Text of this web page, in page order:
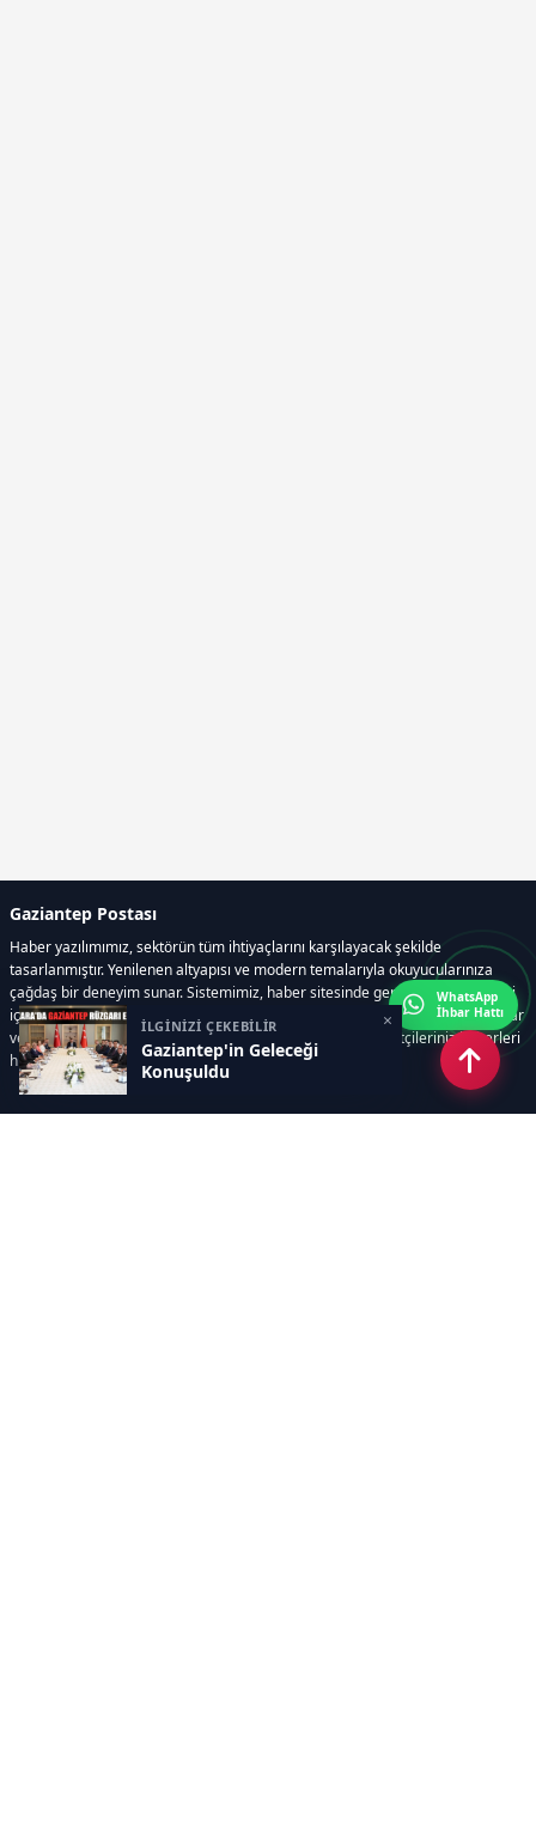
İLGİNİZİ ÇEKEBİLİR
Gaziantep'in Geleceği
Konuşuldu
×
Gaziantep Postası
Haber yazılımımız, sektörün tüm ihtiyaçlarını karşılayacak şekilde
tasarlanmıştır. Yenilenen altyapısı ve modern temalarıyla okuyucularınıza
çağdaş bir deneyim sunar. Sistemimiz, haber sitesinde gerekli tüm modülleri
içerir. Siz içerik üretmeye odaklanırken, yazılımımız zamandan tasarruf sağlar
ve süreçlerinizi kolaylaştırır. Etkili arayüzü sayesinde ziyaretçileriniz haberleri
hızlı ve keyifle takip edebilir.
WhatsApp
İhbar Hattı